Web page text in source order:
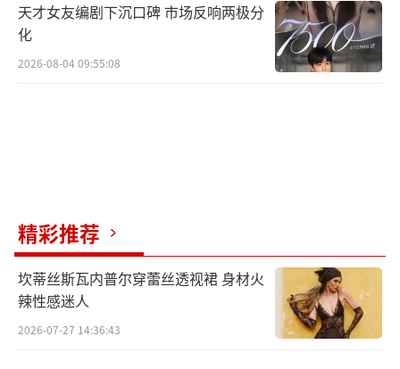
天才女友编剧下沉口碑 市场反响两极分
化
2026-08-04 09:55:08
精彩推荐
坎蒂丝斯瓦内普尔穿蕾丝透视裙 身材火
辣性感迷人
2026-07-27 14:36:43